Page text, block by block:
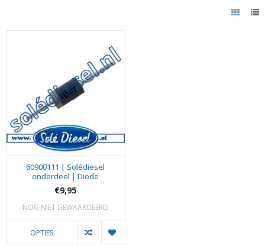
60900111 | Solédiesel
onderdeel | Diode
€9,95
NOG NIET GEWAARDEERD
OPTIES